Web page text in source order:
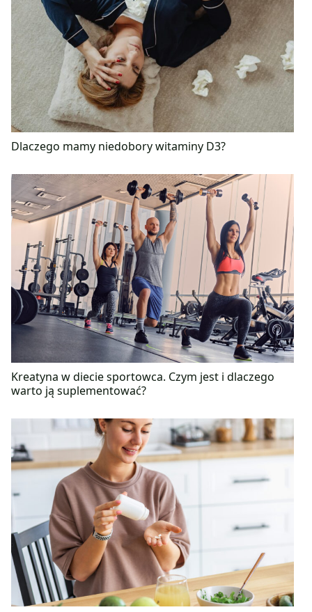
Dlaczego mamy niedobory witaminy D3?
Kreatyna w diecie sportowca. Czym jest i dlaczego
warto ją suplementować?